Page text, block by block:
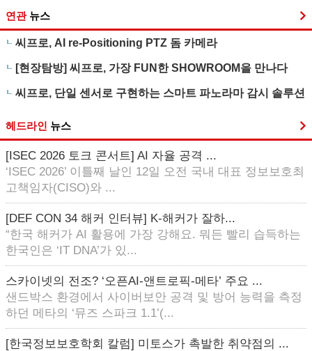
연관 뉴스
씨프로, AI re-Positioning PTZ 돔 카메라
[현장탐방] 씨프로, 가장 FUN한 SHOWROOM을 만나다
씨프로, 단일 센서로 구현하는 스마트 파노라마 감시 솔루션
헤드라인 뉴스
[ISEC 2026 토크 콘서트] AI 자율 공격 ...
‘ISEC 2026’ 이틀째 날인 12일 오전 국내 대표 정보보호최
고책임자(CISO)와 ...
[DEF CON 34 해커 인터뷰] K-해커가 잘하...
“한국 해커가 AI 활용에 가장 강해요. 뭐든 빨리 습득하는
한국인은 ‘IT DNA’가 있...
스카이넷의 전조? ‘오픈AI-앤트로픽-메타’ 주요 ...
샌드박스 환경에서 사이버보안 공격 및 방어 능력을 측정
하던 메타의 ‘뮤즈 스파크 1.1’(...
[한국정보보호학회 칼럼] 미토스가 촉발한 취약점의 ...